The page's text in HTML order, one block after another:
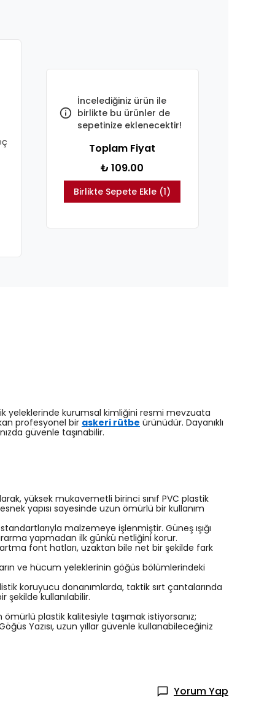
İncelediğiniz ürün ile
birlikte bu ürünler de
sepetinize eklenecektir!
Toplam Fiyat
₺ 109.00
Birlikte Sepete Ekle (1)
yeleklerinde kurumsal kimliğini resmi mevzuata
profesyonel bir askeri rütbe ürünüdür. Dayanıklı
güvenle taşınabilir.
yüksek mukavemetli birinci sınıf PVC plastik
yapısı sayesinde uzun ömürlü bir kullanım
malzemeye işlenmiştir. Güneş ışığı
yapmadan ilk günkü netliğini korur.
font hatları, uzaktan bile net bir şekilde fark
ve hücum yeleklerinin göğüs bölümlerindeki
koruyucu donanımlarda, taktik sırt çantalarında
kullanılabilir.
ömürlü plastik kalitesiyle taşımak istiyorsanız;
Yazısı, uzun yıllar güvenle kullanabileceğiniz
Yorum Yap